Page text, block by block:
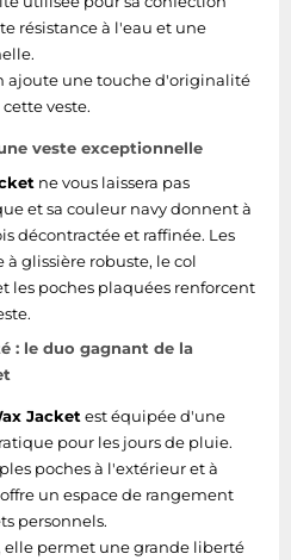
résistance à l'eau et une
ajoute une touche d'originalité
veste.
veste exceptionnelle
ne vous laissera pas
et sa couleur navy donnent à
décontractée et raffinée. Les
glissière robuste, le col
les poches plaquées renforcent
: le duo gagnant de la
Jacket est équipée d'une
pour les jours de pluie.
poches à l'extérieur et à
un espace de rangement
personnels.
elle permet une grande liberté